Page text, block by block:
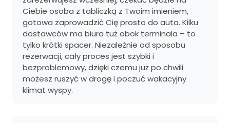
Ciebie osoba z tabliczką z Twoim imieniem,
gotowa zaprowadzić Cię prosto do auta. Kilku
dostawców ma biura tuż obok terminala – to
tylko krótki spacer. Niezależnie od sposobu
rezerwacji, cały proces jest szybki i
bezproblemowy, dzięki czemu już po chwili
możesz ruszyć w drogę i poczuć wakacyjny
klimat wyspy.